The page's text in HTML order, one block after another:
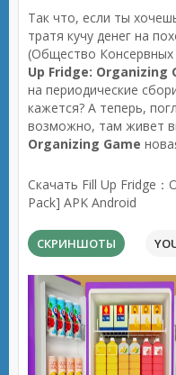
Так что, если ты
тратя кучу денег на
(Общество Консервных
Up Fridge: Organizing
на периодические
кажется? А теперь,
возможно, там живет
Organizing Game
Скачать Fill Up Fridge
Pack] APK Android
СКРИНШОТЫ